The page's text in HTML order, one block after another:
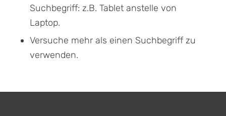
Suchbegriff: z.B. Tablet anstelle von
Laptop.
Versuche mehr als einen Suchbegriff zu
verwenden.